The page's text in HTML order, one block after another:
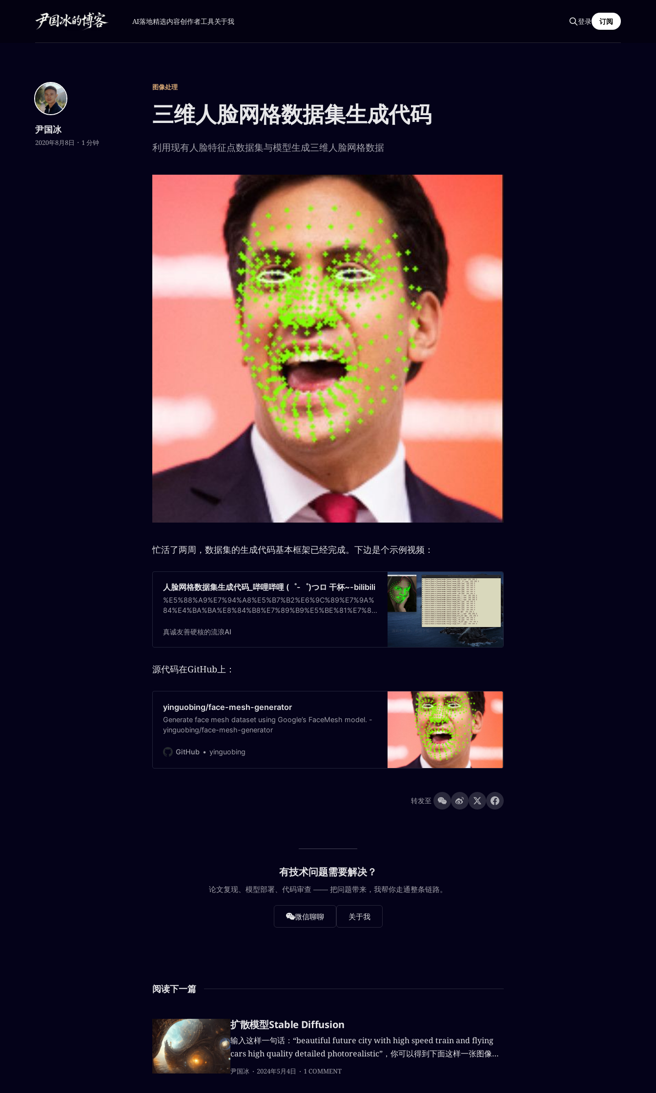
AI落地精选内容创作者工具关于我 登录 订阅
图像处理
三维人脸网格数据集生成代码
利用现有人脸特征点数据集与模型生成三维人脸网格数据
尹国冰
2020年8月8日 1 分钟
忙活了两周，数据集的生成代码基本框架已经完成。下边是个示例视频：
人脸网格数据集生成代码_哔哩哔哩 (゜-゜)つロ 干杯~-bilibili
%E5%88%A9%E7%94%A8%E5%B7%B2%E6%9C%89%E7%9A%
84%E4%BA%BA%E8%84%B8%E7%89%B9%E5%BE%81%E7%82
A8%A1%E5%9E%8B%EF%BC%8C%E7%94%9F%E6%88%90%E6
真诚友善硬核的流浪AI
源代码在GitHub上：
yinguobing/face-mesh-generator
Generate face mesh dataset using Google’s FaceMesh model. -
yinguobing/face-mesh-generator
GitHub yinguobing
转发至
有技术问题需要解决？
论文复现、模型部署、代码审查 —— 把问题带来，我帮你走通整条链路。
微信聊聊 关于我
阅读下一篇
扩散模型Stable Diffusion
输入这样一句话：“beautiful future city with high speed train and flying
cars high quality detailed photorealistic”，你可以得到下面这样一张图像：
按照提示文本生成图像，这就是Stable Diffusion所做的事情。Stable
尹国冰 2024年5月4日 1 COMMENT